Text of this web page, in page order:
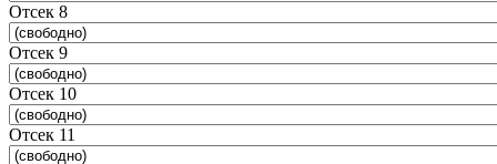
Отсек 8
Отсек 9
Отсек 10
Отсек 11